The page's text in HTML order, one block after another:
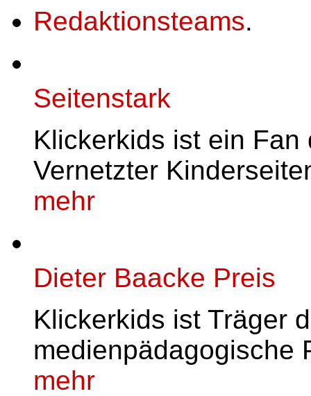
Redaktionsteams.
Seitenstark
Klickerkids ist ein
Vernetzter
mehr
Dieter Baacke Preis
Klickerkids ist Träger
medienpädagogische
mehr